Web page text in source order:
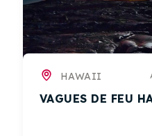
HAWAII
VAGUES DE FEU